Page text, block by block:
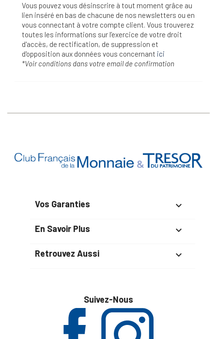
Vous pouvez vous désinscrire à tout moment grâce au
lien inséré en bas de chacune de nos newsletters ou en
vous connectant à votre compte client. Vous trouverez
toutes les informations sur l’exercice de votre droit
d'accès, de rectification, de suppression et
d'opposition aux données vous concernant ici
*Voir conditions dans votre email de confirmation
Vos Garanties 
En Savoir Plus 
Retrouvez Aussi 
Suivez-Nous